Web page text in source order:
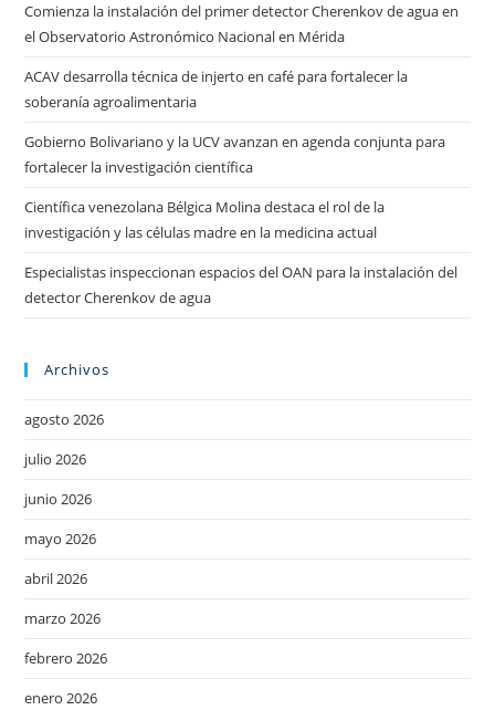
Comienza la instalación del primer detector Cherenkov de agua en
el Observatorio Astronómico Nacional en Mérida
ACAV desarrolla técnica de injerto en café para fortalecer la
soberanía agroalimentaria
Gobierno Bolivariano y la UCV avanzan en agenda conjunta para
fortalecer la investigación científica
Científica venezolana Bélgica Molina destaca el rol de la
investigación y las células madre en la medicina actual
Especialistas inspeccionan espacios del OAN para la instalación del
detector Cherenkov de agua
Archivos
agosto 2026
julio 2026
junio 2026
mayo 2026
abril 2026
marzo 2026
febrero 2026
enero 2026